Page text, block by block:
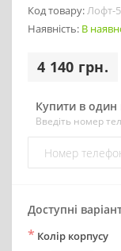
Код товару:Лофт-5
Наявність: В
4 140 грн.
Купити в один
Введіть номер
Доступні
* Колір корпусу